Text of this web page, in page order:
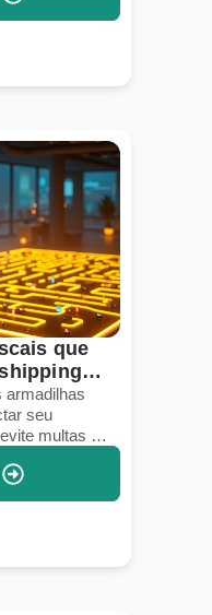
que
armadilhas
seu
multas e